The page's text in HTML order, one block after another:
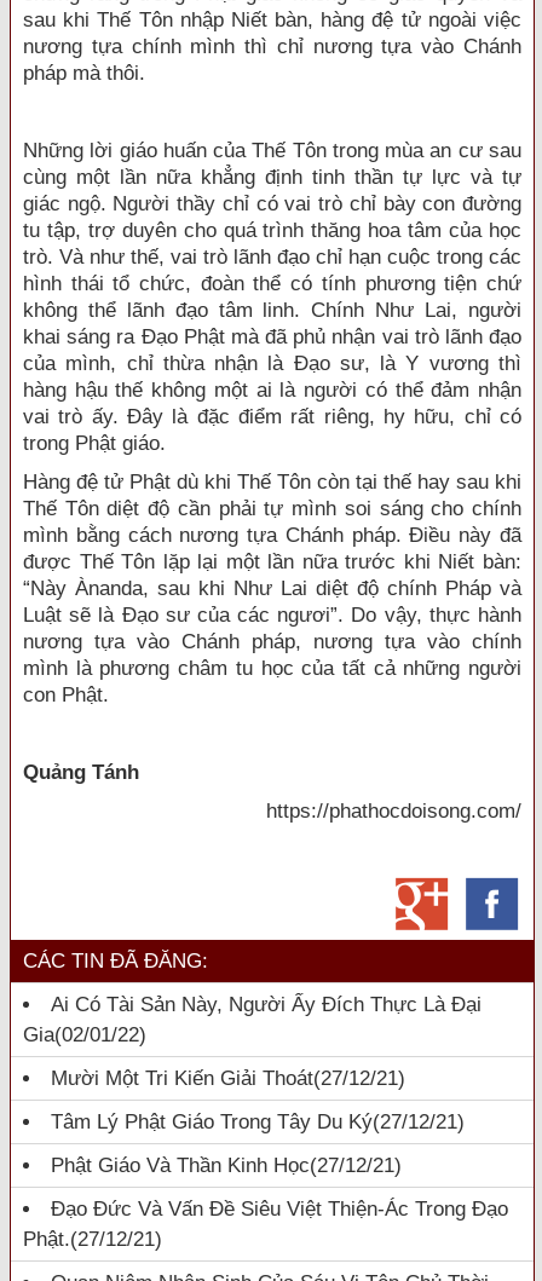
sau khi Thế Tôn nhập Niết bàn, hàng đệ tử ngoài việc
nương tựa chính mình thì chỉ nương tựa vào Chánh
pháp mà thôi.
Những lời giáo huấn của Thế Tôn trong mùa an cư sau
cùng một lần nữa khẳng định tinh thần tự lực và tự
giác ngộ. Người thầy chỉ có vai trò chỉ bày con đường
tu tập, trợ duyên cho quá trình thăng hoa tâm của học
trò. Và như thế, vai trò lãnh đạo chỉ hạn cuộc trong các
hình thái tổ chức, đoàn thể có tính phương tiện chứ
không thể lãnh đạo tâm linh. Chính Như Lai, người
khai sáng ra Đạo Phật mà đã phủ nhận vai trò lãnh đạo
của mình, chỉ thừa nhận là Đạo sư, là Y vương thì
hàng hậu thế không một ai là người có thể đảm nhận
vai trò ấy. Đây là đặc điểm rất riêng, hy hữu, chỉ có
trong Phật giáo.
Hàng đệ tử Phật dù khi Thế Tôn còn tại thế hay sau khi
Thế Tôn diệt độ cần phải tự mình soi sáng cho chính
mình bằng cách nương tựa Chánh pháp. Điều này đã
được Thế Tôn lặp lại một lần nữa trước khi Niết bàn:
“Này Ànanda, sau khi Như Lai diệt độ chính Pháp và
Luật sẽ là Đạo sư của các ngươi”. Do vậy, thực hành
nương tựa vào Chánh pháp, nương tựa vào chính
mình là phương châm tu học của tất cả những người
con Phật.
Quảng Tánh
https://phathocdoisong.com/
CÁC TIN ĐÃ ĐĂNG:
Ai Có Tài Sản Này, Người Ấy Đích Thực Là Đại
Gia(02/01/22)
Mười Một Tri Kiến Giải Thoát(27/12/21)
Tâm Lý Phật Giáo Trong Tây Du Ký(27/12/21)
Phật Giáo Và Thần Kinh Học(27/12/21)
Đạo Đức Và Vấn Đề Siêu Việt Thiện-Ác Trong Đạo
Phật.(27/12/21)